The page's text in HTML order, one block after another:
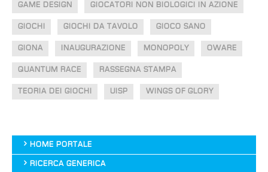
GAME DESIGN GIOCATORI NON BIOLOGICI IN AZIONE
GIOCHI GIOCHI DA TAVOLO GIOCO SANO
GIONA INAUGURAZIONE MONOPOLY OWARE
QUANTUM RACE RASSEGNA STAMPA
TEORIA DEI GIOCHI UISP WINGS OF GLORY
HOME PORTALE
RICERCA GENERICA